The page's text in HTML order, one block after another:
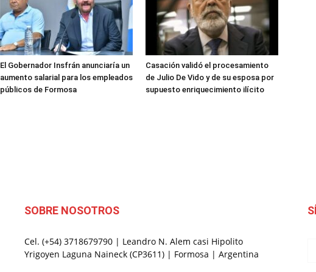
ve…
El Gobernador Insfrán anunciaría un
aumento salarial para los empleados
públicos de Formosa
Casación validó el procesamiento
de Julio De Vido y de su esposa por
supuesto enriquecimiento ilícito
SOBRE NOSOTROS
Cel. (+54) 3718679790 | Leandro N. Alem casi Hipolito
Yrigoyen Laguna Naineck (CP3611) | Formosa | Argentina